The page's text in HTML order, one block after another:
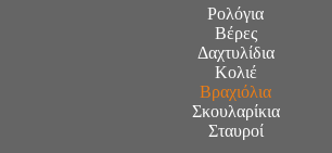
Ρολόγια
Βέρες
Δαχτυλίδια
Κολιέ
Βραχιόλια
Σκουλαρίκια
Σταυροί